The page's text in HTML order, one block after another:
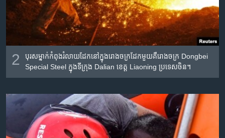
2
បុរស​ម្នាក់​កំពុង​រំលាយ​ដែក​នៅ​ក្នុង​រោងចក្រ​ដែក​មួយ​គឺ​រោងចក្រ Dongbei
Special Steel ក្នុង​ទីក្រុង Dalian​ ខេត្ត​ Liaoning ប្រទេស​ចិន។​